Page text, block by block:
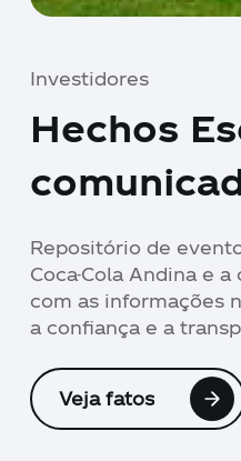
Investidores
Hechos
Repositório de
Coca-Cola Andina e
com as informações
a confiança e a
Veja fatos